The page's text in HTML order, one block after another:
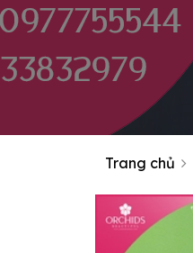
Trang chủ